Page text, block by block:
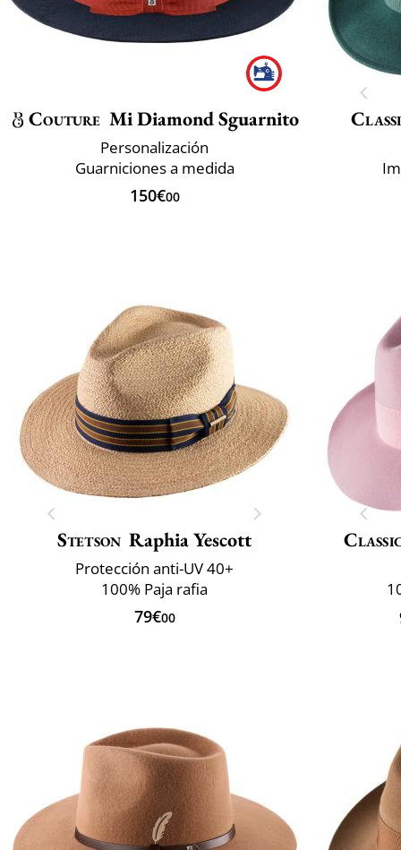
Couture Mi Diamond Sguarnito
Personalización
Guarniciones a medida
150€00
Stetson Raphia Yescott
Protección anti-UV 40+
100% Paja rafia
79€00